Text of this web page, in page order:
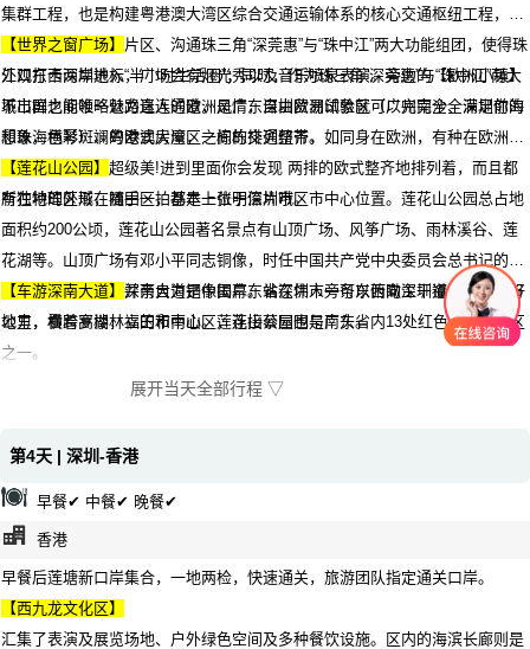
集群工程，也是构建粤港澳大湾区综合交通运输体系的核心交通枢纽工程，连
接广东自贸区三大片区、沟通珠三角“深莞惠”与“珠中江”两大功能组团，使得珠
江口东西两岸进入“半小时生活圈”；同时，作为珠三角“深莞惠”与“珠中江”两大
城市群之间唯一公路直连通道，是广东自由贸易试验区（广州南沙、深圳前海
和珠海横琴）、粤港澳大湾区之间的交通纽带。
【世界之窗广场】
外观打卡深圳地标，广场会有灯光秀以及音乐喷泉表演。旁边的【欧洲小镇】
不出国也能领略魅力迷人的欧洲风情，深圳欧洲印象就可以完完全全满足你的
想象，色彩斑斓的欧式房屋，一栋栋排列整齐，如同身在欧洲，有种在欧洲度
假的感觉，拍照超级美!进到里面你会发现 两排的欧式整齐地排列着，而且都
有独特的外形，随手一拍都是一张明信片哦。
【莲花山公园】
所在地理区域在福田区，基本上位于深圳市区市中心位置。莲花山公园总占地
面积约200公顷，莲花山公园著名景点有山顶广场、风筝广场、雨林溪谷、莲
花湖等。山顶广场有邓小平同志铜像，时任中国共产党中央委员会总书记的江
泽民为铜像题字，并亲自为铜像揭幕。站在伟人旁可以俯瞰深圳福田区CBD好
地方，看着高楼林立的市中心。莲花山公园也是广东省内13处红色旅游景点区
之一。
【车游深南大道】 深南大道是中国广东省深圳市一条东西向主干道，全长25.6
公里，横跨罗湖，福田和南山区，连接蔡屋围与南头。
展开当天全部行程 ▽
第4天 | 深圳-香港
早餐✔ 中餐✔ 晚餐✔
香港
早餐后莲塘新口岸集合，一地两检，快速通关，旅游团队指定通关口岸。
【西九龙文化区】
汇集了表演及展览场地、户外绿色空间及多种餐饮设施。区内的海滨长廊则是